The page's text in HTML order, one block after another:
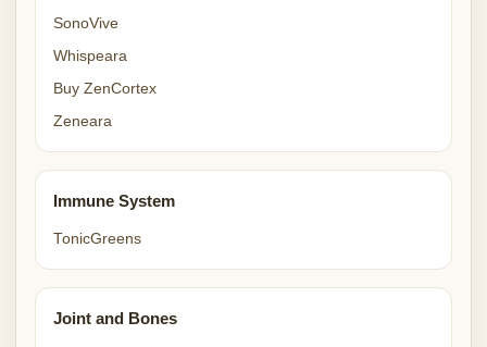
SonoVive
Whispeara
Buy ZenCortex
Zeneara
Immune System
TonicGreens
Joint and Bones